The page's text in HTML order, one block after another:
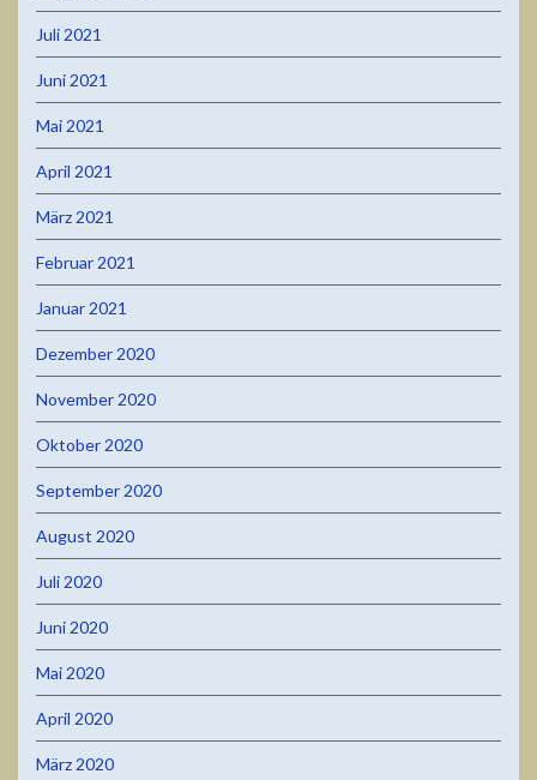
Juli 2021
Juni 2021
Mai 2021
April 2021
März 2021
Februar 2021
Januar 2021
Dezember 2020
November 2020
Oktober 2020
September 2020
August 2020
Juli 2020
Juni 2020
Mai 2020
April 2020
März 2020